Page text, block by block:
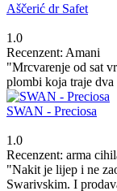
Aščerić dr Safet
1.0
Recenzent: Amani
"Mrcvarenje od sat
plombi koja traje dva
SWAN - Preciosa
1.0
Recenzent: arma
"Nakit je lijep i ne
Swarivskim. I